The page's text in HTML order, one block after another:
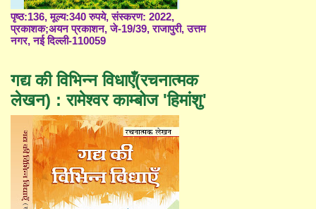
पृष्ठ:136, मूल्य:340 रुपये, संस्करण: 2022,
प्रकाशक;अयन प्रकाशन, जे-19/39, राजापुरी, उत्तम
नगर, नई दिल्ली-110059
गद्य की विभिन्न विधाएँ(रचनात्मक
लेखन) : रामेश्वर काम्बोज 'हिमांशु'